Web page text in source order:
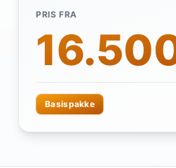
PRIS FRA
Basispakke